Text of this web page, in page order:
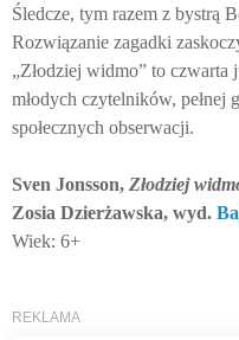
Śledcze, tym razem z bystrą
Rozwiązanie zagadki
„Złodziej widmo” to czwarta
młodych czytelników, pełnej
społecznych obserwacji.
Sven Jonsson, Złodziej
Zosia Dzierżawska, wyd.
Wiek: 6+